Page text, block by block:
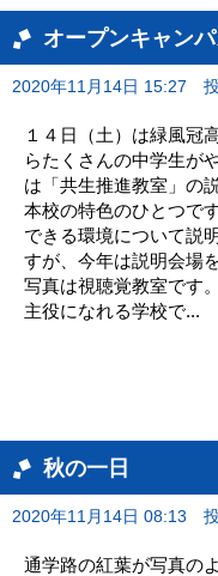
オープンキャン
2020年11月14日 15:27
１４日（土）は緑風冠
らたくさんの中学生が
は「共生推進教室」の
本校の特色のひとつで
できる環境について説
すが、今年は説明会場
写真は視聴覚教室です
主役になれる学校で...
秋の一日
2020年11月14日 08:13
通学路の紅葉が写真の